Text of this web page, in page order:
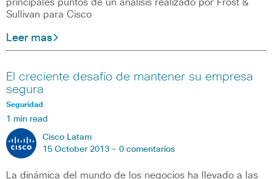
principales puntos de un análisis realizado por Frost &
Sullivan para Cisco
Leer mas
El creciente desafío de mantener su empresa
segura
Seguridad
1 min read
Cisco Latam
15 October 2013 - 0 comentarios
La dinámica del mundo de los negocios ha llevado a las